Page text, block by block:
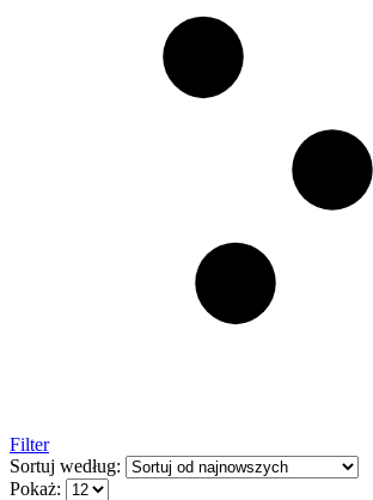
Filter
Sortuj według:
Pokaż: